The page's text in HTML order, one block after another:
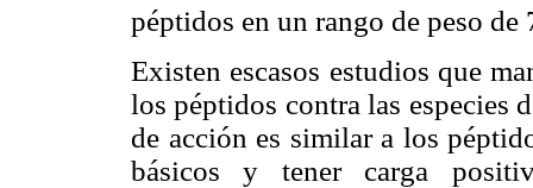
péptidos en un rango de peso de
Existen escasos estudios que
los péptidos contra las especies
de acción es similar a los
básicos y tener carga